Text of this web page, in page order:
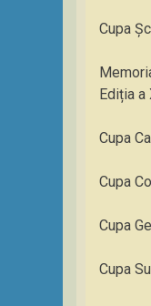
Cupa
Ediția a
Cupa
Cupa
Cupa
Cupa